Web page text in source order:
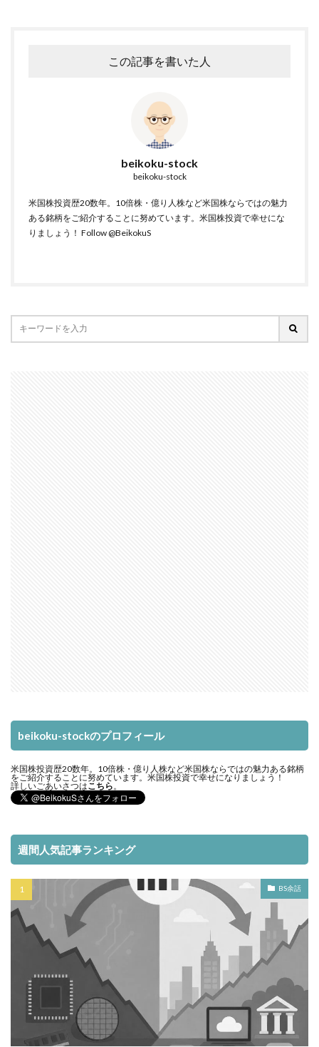
この記事を書いた人
beikoku-stock
beikoku-stock
米国株投資歴20数年。10倍株・億り人株など米国株ならではの魅力
ある銘柄をご紹介することに努めています。米国株投資で幸せにな
りましょう！ Follow @BeikokuS
beikoku-stockのプロフィール
米国株投資歴20数年。10倍株・億り人株など米国株ならではの魅力ある銘柄
をご紹介することに努めています。米国株投資で幸せになりましょう！
詳しいごあいさつはこちら 。
週間人気記事ランキング
BS余話